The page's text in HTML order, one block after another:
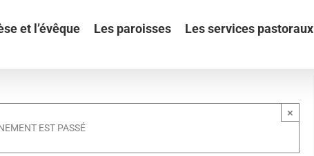
et l’évêque Les paroisses Les services pastoraux
×
EST PASSÉ